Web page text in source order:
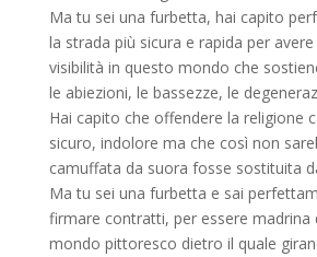
Ma tu sei una furbetta, hai capito
la strada più sicura e rapida per
visibilità in questo mondo che
le abiezioni, le bassezze, le
Hai capito che offendere la religione
sicuro, indolore ma che così non
camuffata da suora fosse sostituita
Ma tu sei una furbetta e sai
firmare contratti, per essere madrina
mondo pittoresco dietro il quale